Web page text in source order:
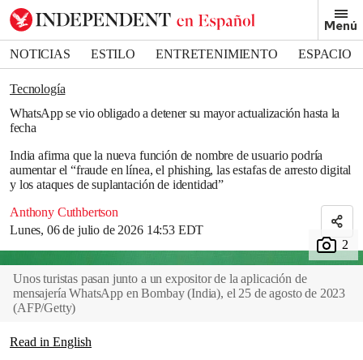
Menú
NOTICIAS ESTILO ENTRETENIMIENTO
ESPACIO
DEPORTES
Tecnología
WhatsApp se vio obligado a detener su mayor actualización hasta la
fecha
India afirma que la nueva función de nombre de usuario podría
aumentar el “fraude en línea, el phishing, las estafas de arresto digital
y los ataques de suplantación de identidad”
Anthony Cuthbertson
Lunes, 06 de julio de 2026 14:53 EDT
Bookmark popover
Removed from bookmarks
Close popover
Unos turistas pasan junto a un expositor de la aplicación de
mensajería WhatsApp en Bombay (India), el 25 de agosto de 2023
(AFP/Getty)
Read in English